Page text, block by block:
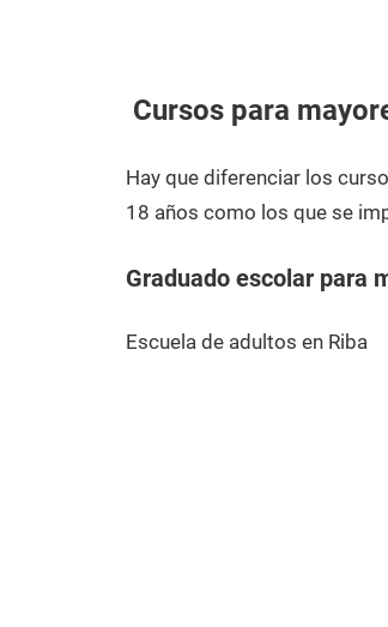
Cursos para
Hay que diferenciar los
18 años como los que se
Graduado escolar para
Escuela de adultos en Riba